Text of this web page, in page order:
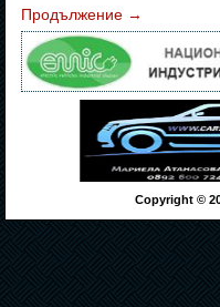
Продължение →
Copyright ©